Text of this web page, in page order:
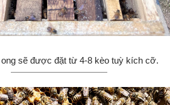
ong sẽ được đặt từ 4-8 kèo tuỳ kích cỡ.